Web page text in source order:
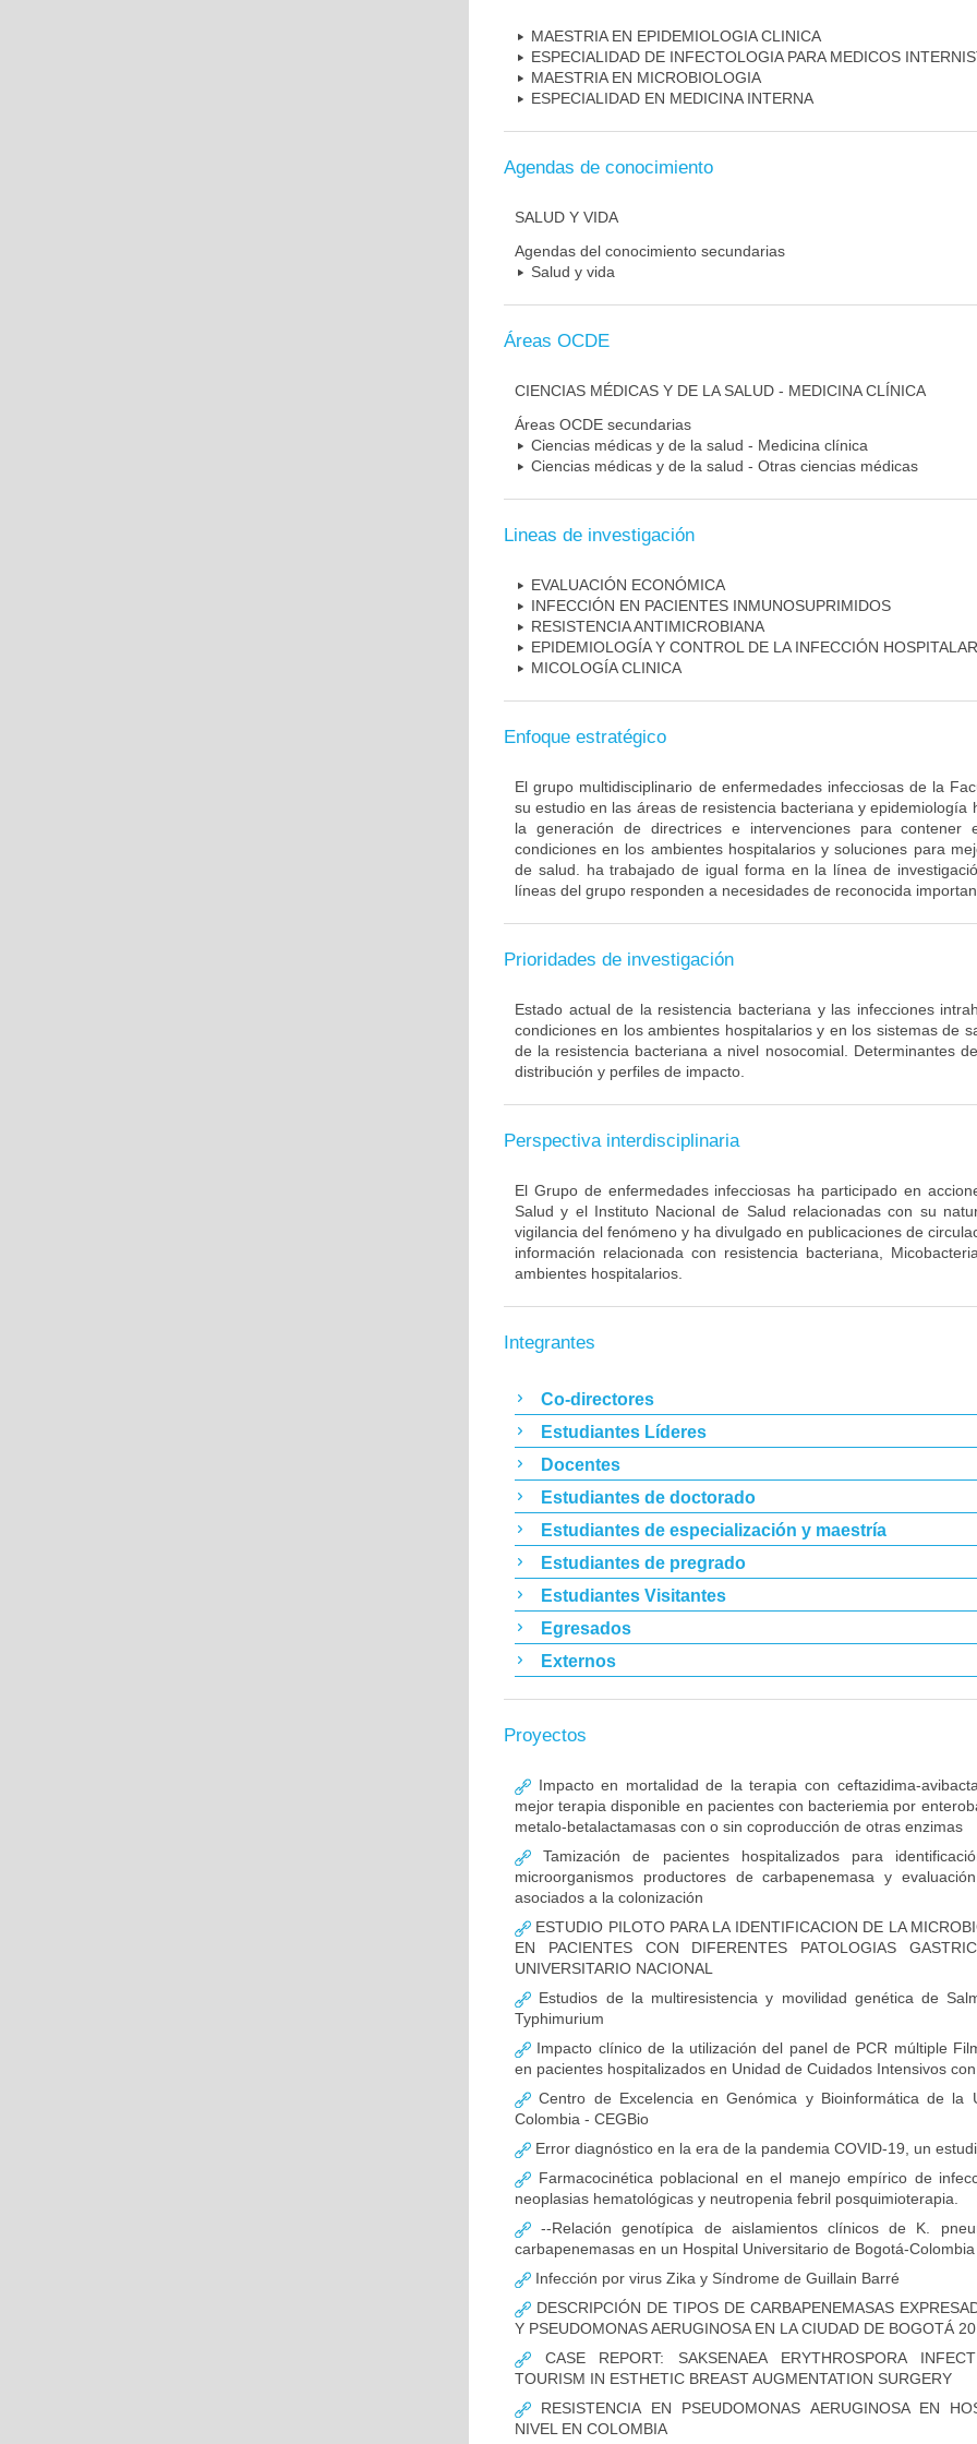
MAESTRIA EN EPIDEMIOLOGIA CLINICA
ESPECIALIDAD DE INFECTOLOGIA PARA MEDICOS
MAESTRIA EN MICROBIOLOGIA
ESPECIALIDAD EN MEDICINA INTERNA
Agendas de conocimiento
SALUD Y VIDA
Agendas del conocimiento secundarias
Salud y vida
Áreas OCDE
CIENCIAS MÉDICAS Y DE LA SALUD - MEDICINA CLÍNICA
Áreas OCDE secundarias
Ciencias médicas y de la salud - Medicina clínica
Ciencias médicas y de la salud - Otras ciencias médicas
Lineas de investigación
EVALUACIÓN ECONÓMICA
INFECCIÓN EN PACIENTES INMUNOSUPRIMIDOS
RESISTENCIA ANTIMICROBIANA
EPIDEMIOLOGÍA Y CONTROL DE LA INFECCIÓN
MICOLOGÍA CLINICA
Enfoque estratégico
El grupo multidisciplinario de enfermedades infecciosas de la
su estudio en las áreas de resistencia bacteriana y epidemiología
la generación de directrices e intervenciones para contener
condiciones en los ambientes hospitalarios y soluciones para
de salud. ha trabajado de igual forma en la línea de
líneas del grupo responden a necesidades de reconocida
Prioridades de investigación
Estado actual de la resistencia bacteriana y las infecciones
condiciones en los ambientes hospitalarios y en los sistemas de
de la resistencia bacteriana a nivel nosocomial. Determinantes
distribución y perfiles de impacto.
Perspectiva interdisciplinaria
El Grupo de enfermedades infecciosas ha participado en
Salud y el Instituto Nacional de Salud relacionadas con su
vigilancia del fenómeno y ha divulgado en publicaciones de
información relacionada con resistencia bacteriana,
ambientes hospitalarios.
Integrantes
Co-directores
Estudiantes Líderes
Docentes
Estudiantes de doctorado
Estudiantes de especialización y maestría
Estudiantes de pregrado
Estudiantes Visitantes
Egresados
Externos
Proyectos
Impacto en mortalidad de la terapia con ceftazidima-
mejor terapia disponible en pacientes con bacteriemia por
metalo-betalactamasas con o sin coproducción de otras enzimas
Tamización de pacientes hospitalizados para
microorganismos productores de carbapenemasa y
asociados a la colonización
ESTUDIO PILOTO PARA LA IDENTIFICACION DE LA
EN PACIENTES CON DIFERENTES PATOLOGIAS
UNIVERSITARIO NACIONAL
Estudios de la multiresistencia y movilidad genética de
Typhimurium
Impacto clínico de la utilización del panel de PCR múltiple
en pacientes hospitalizados en Unidad de Cuidados Intensivos
Centro de Excelencia en Genómica y Bioinformática de la
Colombia - CEGBio
Error diagnóstico en la era de la pandemia COVID-19, un
Farmacocinética poblacional en el manejo empírico de
neoplasias hematológicas y neutropenia febril posquimioterapia.
--Relación genotípica de aislamientos clínicos de K.
carbapenemasas en un Hospital Universitario de Bogotá-
Infección por virus Zika y Síndrome de Guillain Barré
DESCRIPCIÓN DE TIPOS DE CARBAPENEMASAS
Y PSEUDOMONAS AERUGINOSA EN LA CIUDAD DE BOGOTÁ
CASE REPORT: SAKSENAEA ERYTHROSPORA
TOURISM IN ESTHETIC BREAST AUGMENTATION SURGERY
RESISTENCIA EN PSEUDOMONAS AERUGINOSA EN
NIVEL EN COLOMBIA